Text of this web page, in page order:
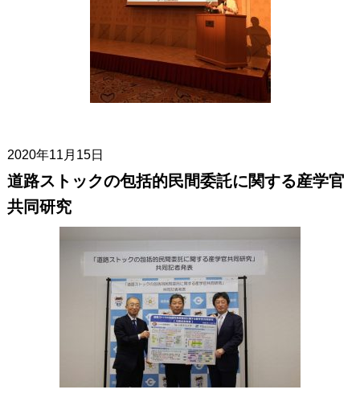
2020年11月15日
道路ストックの包括的民間委託に関する産学官
共同研究